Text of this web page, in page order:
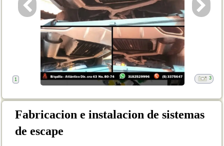
1 3
Fabricacion e instalacion de sistemas
de escape